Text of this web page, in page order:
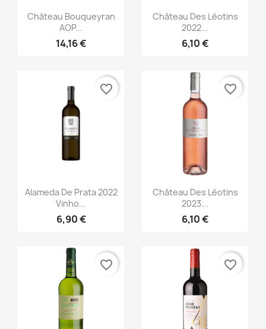
Aperçu rapide
Château Bouqueyran
AOP...
14,16 €
Aperçu rapide
Château Des Léotins
2022...
6,10 €
Aperçu rapide
Alameda De Prata 2022
Vinho...
6,90 €
favorite_border
Aperçu rapide
Château Des Léotins
2023...
6,10 €
favorite_border
favorite_border favorite_border